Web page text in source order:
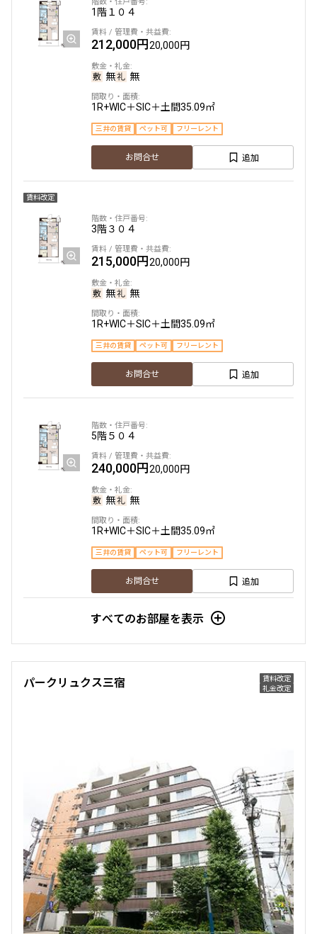
駅から徒歩
1分以内
三井の賃貸物件
申込無し物件のみ表示
楽器可・相談
入居可能日
より詳細な絞り込み
建物施設やお部屋の設備、方位、階数などの絞り込みが
できます
設定する
検索対象お部屋数
20件
お部屋を再検索
1階１０４
212,000円20,000円
無 無
1R+WIC＋SIC＋土間35.09㎡
三井の賃貸 ペット可 フリーレント
お問合せ 追加
賃料改定
3階３０４
215,000円20,000円
無 無
1R+WIC＋SIC＋土間35.09㎡
三井の賃貸 ペット可 フリーレント
お問合せ 追加
5階５０４
240,000円20,000円
無 無
1R+WIC＋SIC＋土間35.09㎡
三井の賃貸 ペット可 フリーレント
お問合せ 追加
260,000円
三井の賃貸 ペット可 フリーレント
お問合せ 追加
賃料改定
2階２０１
320,000円20,000円
すべてのお部屋を表示
賃料改定
礼金改定
パークリュクス三宿